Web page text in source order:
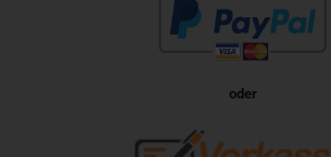
oder